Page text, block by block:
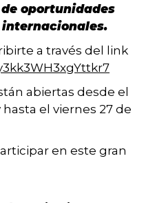
oportunidades
a través del link
abiertas desde el
el viernes 27 de
en este gran